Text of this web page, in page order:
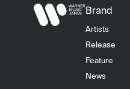
Brand
Artists
Release
Feature
News